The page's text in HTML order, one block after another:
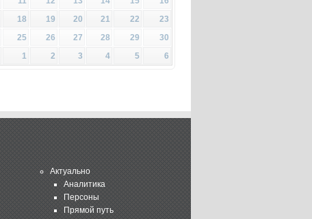
18 19 20 21 22
23
25 26 27 28 29
30
1 2 3 4 5 6
Актуально
Аналитика
Персоны
Прямой путь